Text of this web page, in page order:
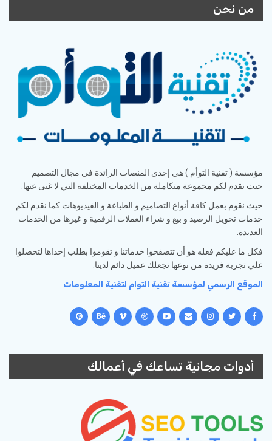
من نحن
مؤسسة ( تقنية التوأم ) هي إحدى المنصات الرائدة في مجال التصميم
حيث نقدم لكم مجموعة متكاملة من الخدمات المختلفة التي لا غنى عنها.
حيث نقوم بعمل كافة أنواع التصاميم و الطباعة و الفيديوهات كما نقدم لكم
خدمات تحويل الرصيد و بيع و شراء العملات الرقمية و غيرها من الخدمات
العديدة.
فكل ما عليكم فعله هو أن تتصفحوا خدماتنا و تقوموا بطلب إحداها لتحصلوا
علي تجربة فريدة من نوعها تجعلك عميل دائم لدينا.
الموقع الرسمي لمؤسسة تقنية التوام لتقنية المعلومات
أدوات مجانية تساعك في أعمالك